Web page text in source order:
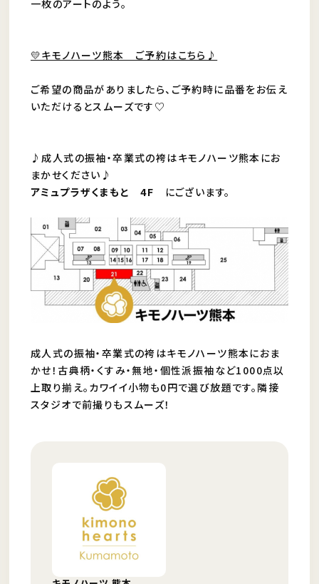
一枚のアートのよう。
💛キモノハーツ熊本 ご予約はこちら♪
ご希望の商品がありましたら、ご予約時に品番をお伝え
いただけるとスムーズです♡
♪成人式の振袖・卒業式の袴はキモノハーツ熊本にお
まかせください♪
アミュプラザくまもと 4F にございます。
成人式の振袖・卒業式の袴はキモノハーツ熊本におま
かせ！古典柄・くすみ・無地・個性派振袖など1000点以
上取り揃え。カワイイ小物も0円で選び放題です。隣接
スタジオで前撮りもスムーズ！